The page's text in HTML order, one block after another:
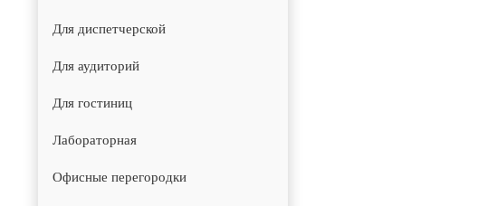
Для диспетчерской
Для аудиторий
Для гостиниц
Лабораторная
Офисные перегородки